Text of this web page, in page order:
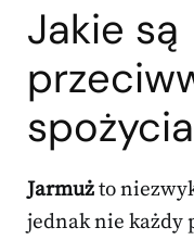
Jakie są
Jarmużto
jednak nie każdy